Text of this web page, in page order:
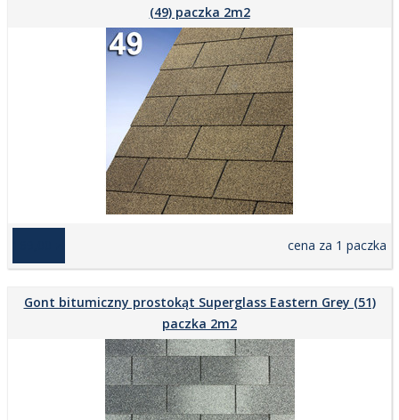
(49) paczka 2m2
cena za 1 paczka
Gont bitumiczny prostokąt Superglass Eastern Grey (51)
paczka 2m2